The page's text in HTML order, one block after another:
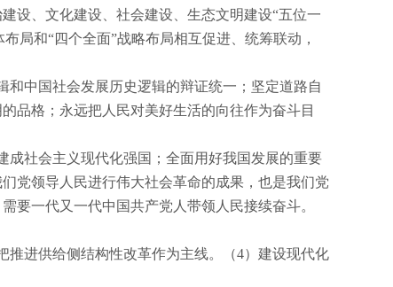
设、文化建设、社会建设、生态文明建设“五位一
局和“四个全面”战略布局相互促进、统筹联动，
中国社会发展历史逻辑的辩证统一；坚定道路自
品格；永远把人民对美好生活的向往作为奋斗目
社会主义现代化强国；全面用好我国发展的重要
党领导人民进行伟大社会革命的成果，也是我们党
要一代又一代中国共产党人带领人民接续奋斗。
推进供给侧结构性改革作为主线。（4）建设现代化